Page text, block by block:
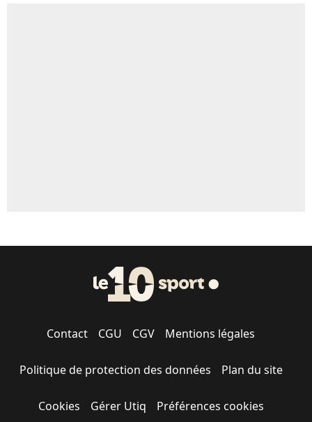
Contact CGU CGV Mentions légales
Politique de protection des données Plan du site
Cookies Gérer Utiq Préférences cookies